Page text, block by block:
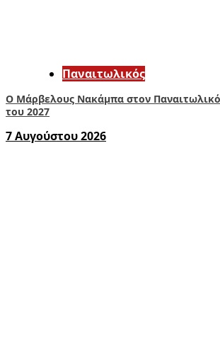
Παναιτωλικός
Ο Μάρβελους Nακάμπα στον Παναιτωλικό
του 2027
7 Αυγούστου 2026